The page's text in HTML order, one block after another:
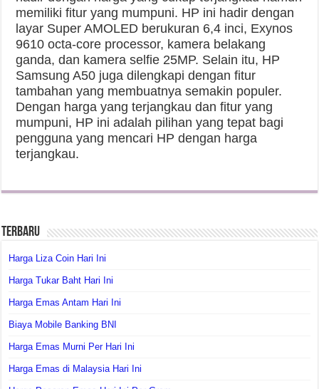
memiliki fitur yang mumpuni. HP ini hadir dengan
layar Super AMOLED berukuran 6,4 inci, Exynos
9610 octa-core processor, kamera belakang
ganda, dan kamera selfie 25MP. Selain itu, HP
Samsung A50 juga dilengkapi dengan fitur
tambahan yang membuatnya semakin populer.
Dengan harga yang terjangkau dan fitur yang
mumpuni, HP ini adalah pilihan yang tepat bagi
pengguna yang mencari HP dengan harga
terjangkau.
Terbaru
Harga Liza Coin Hari Ini
Harga Tukar Baht Hari Ini
Harga Emas Antam Hari Ini
Biaya Mobile Banking BNI
Harga Emas Murni Per Hari Ini
Harga Emas di Malaysia Hari Ini